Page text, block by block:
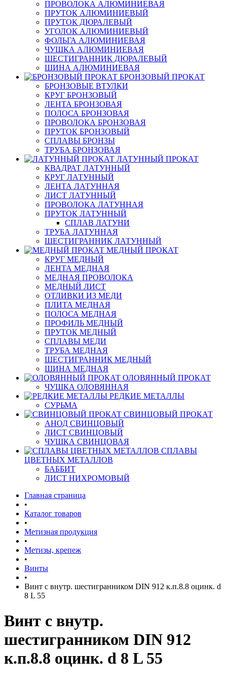
ПРОВОЛОКА АЛЮМИНИЕВАЯ
ПРУТОК АЛЮМИНИЕВЫЙ
ПРУТОК ДЮРАЛЕВЫЙ
УГОЛОК АЛЮМИНИЕВЫЙ
ФОЛЬГА АЛЮМИНИЕВАЯ
ЧУШКА АЛЮМИНИЕВАЯ
ШЕСТИГРАННИК ДЮРАЛЕВЫЙ
ШИНА АЛЮМИНИЕВАЯ
БРОНЗОВЫЙ ПРОКАТ
БРОНЗОВЫЕ ВТУЛКИ
КРУГ БРОНЗОВЫЙ
ЛЕНТА БРОНЗОВАЯ
ПОЛОСА БРОНЗОВАЯ
ПРОВОЛОКА БРОНЗОВАЯ
ПРУТОК БРОНЗОВЫЙ
СПЛАВЫ БРОНЗЫ
ТРУБА БРОНЗОВАЯ
ЛАТУННЫЙ ПРОКАТ
КВАДРАТ ЛАТУННЫЙ
КРУГ ЛАТУННЫЙ
ЛЕНТА ЛАТУННАЯ
ЛИСТ ЛАТУННЫЙ
ПРОВОЛОКА ЛАТУННАЯ
ПРУТОК ЛАТУННЫЙ
СПЛАВ ЛАТУНИ
ТРУБА ЛАТУННАЯ
ШЕСТИГРАННИК ЛАТУННЫЙ
МЕДНЫЙ ПРОКАТ
КРУГ МЕДНЫЙ
ЛЕНТА МЕДНАЯ
МЕДНАЯ ПРОВОЛОКА
МЕДНЫЙ ЛИСТ
ОТЛИВКИ ИЗ МЕДИ
ПЛИТА МЕДНАЯ
ПОЛОСА МЕДНАЯ
ПРОФИЛЬ МЕДНЫЙ
ПРУТОК МЕДНЫЙ
СПЛАВЫ МЕДИ
ТРУБА МЕДНАЯ
ШЕСТИГРАННИК МЕДНЫЙ
ШИНА МЕДНАЯ
ОЛОВЯННЫЙ ПРОКАТ
ЧУШКА ОЛОВЯННАЯ
РЕДКИЕ МЕТАЛЛЫ
СУРЬМА
СВИНЦОВЫЙ ПРОКАТ
АНОД СВИНЦОВЫЙ
ЛИСТ СВИНЦОВЫЙ
ЧУШКА СВИНЦОВАЯ
СПЛАВЫ
ЦВЕТНЫХ МЕТАЛЛОВ
БАББИТ
ЛИСТ НИХРОМОВЫЙ
Главная страница
•
Каталог товаров
•
Метизная продукция
•
Метизы, крепеж
•
Винты
•
Винт с внутр. шестигранником DIN 912 к.п.8.8 оцинк. d
8 L 55
Винт с внутр.
шестигранником DIN 912
к.п.8.8 оцинк. d 8 L 55